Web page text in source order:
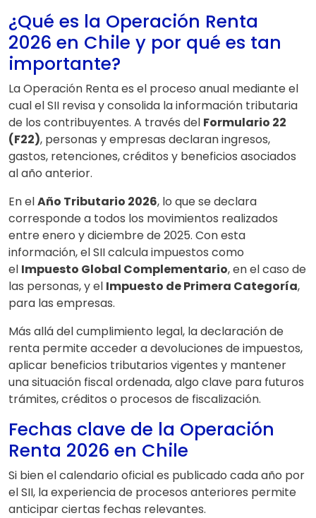
¿Qué es la Operación Renta
2026 en Chile y por qué es tan
importante?
La Operación Renta es el proceso anual mediante el
cual el SII revisa y consolida la información tributaria
de los contribuyentes. A través del Formulario 22
(F22), personas y empresas declaran ingresos,
gastos, retenciones, créditos y beneficios asociados
al año anterior.
En elAño Tributario 2026, lo que se declara
corresponde a todos los movimientos realizados
entre enero y diciembre de 2025. Con esta
información, el SII calcula impuestos como
el Impuesto Global Complementario, en el caso de
las personas, y el Impuesto de Primera Categoría,
para las empresas.
Más allá del cumplimiento legal, la declaración de
renta permite acceder a devoluciones de impuestos,
aplicar beneficios tributarios vigentes y mantener
una situación fiscal ordenada, algo clave para futuros
trámites, créditos o procesos de fiscalización.
Fechas clave de la Operación
Renta 2026 en Chile
Si bien el calendario oficial es publicado cada año por
el SII, la experiencia de procesos anteriores permite
anticipar ciertas fechas relevantes.